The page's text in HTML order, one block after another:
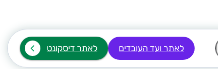
לאתר ועד העובדים לאתר דיסקונט